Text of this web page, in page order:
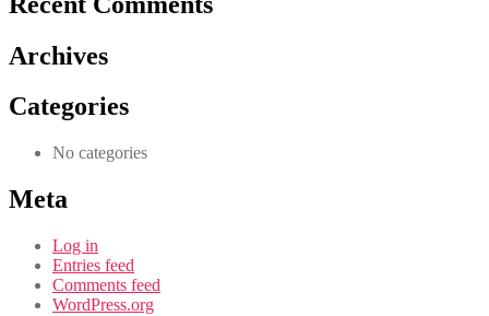
Archives
Categories
No categories
Meta
Log in
Entries feed
Comments feed
WordPress.org